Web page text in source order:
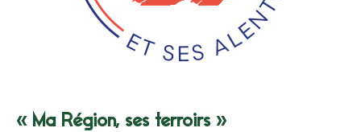
« Ma Région, ses terroirs »